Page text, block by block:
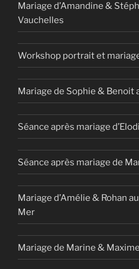
Mariage d’Amandine &
Vauchelles
Workshop portrait et
Mariage de Sophie & Benoit
Séance après mariage
Séance après mariage de
Mariage d’Amélie & Rohan
Mer
Mariage de Marine &